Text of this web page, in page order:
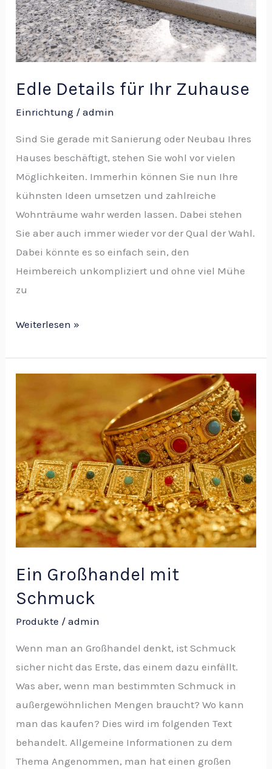
Edle Details für Ihr Zuhause
Einrichtung /admin
Sind Sie gerade mit Sanierung oder Neubau Ihres
Hauses beschäftigt, stehen Sie wohl vor vielen
Möglichkeiten. Immerhin können Sie nun Ihre
kühnsten Ideen umsetzen und zahlreiche
Wohnträume wahr werden lassen. Dabei stehen
Sie aber auch immer wieder vor der Qual der Wahl.
Dabei könnte es so einfach sein, den
Heimbereich unkompliziert und ohne viel Mühe
zu
Weiterlesen »
Ein Großhandel mit
Schmuck
Produkte /admin
Wenn man an Großhandel denkt, ist Schmuck
sicher nicht das Erste, das einem dazu einfällt.
Was aber, wenn man bestimmten Schmuck in
außergewöhnlichen Mengen braucht? Wo kann
man das kaufen? Dies wird im folgenden Text
behandelt. Allgemeine Informationen zu dem
Thema Angenommen, man hat einen großen
Großhandel
Schmuck